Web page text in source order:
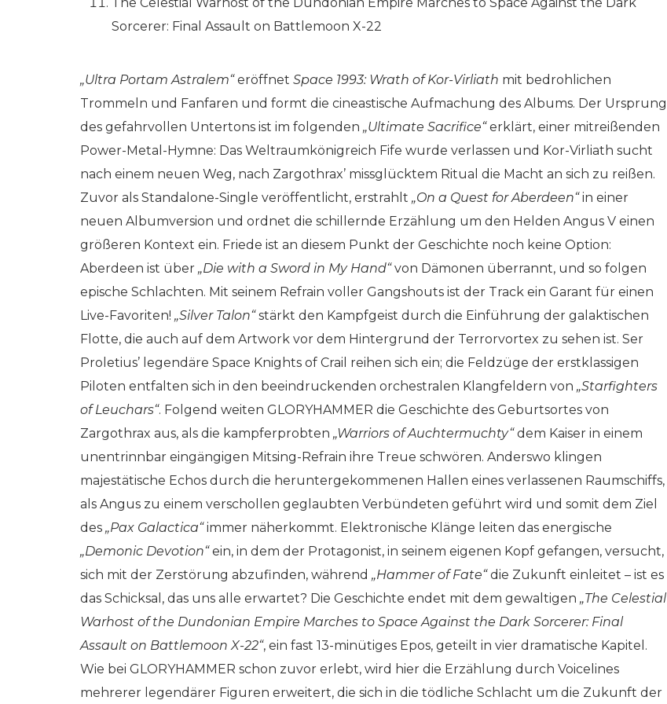
Sorcerer: Final Assault on Battlemoon X-22
„Ultra Portam Astralem“eröffnet Space 1993: Wrath of Kor-Virliath mit bedrohlichen
Trommeln und Fanfaren und formt die cineastische Aufmachung des Albums. Der Ursprung
des gefahrvollen Untertons ist im folgenden „Ultimate Sacrifice“erklärt, einer mitreißenden
Power-Metal-Hymne: Das Weltraumkönigreich Fife wurde verlassen und Kor-Virliath sucht
nach einem neuen Weg, nach Zargothrax’ missglücktem Ritual die Macht an sich zu reißen.
Zuvor als Standalone-Single veröffentlicht, erstrahlt „On a Quest for Aberdeen“in einer
neuen Albumversion und ordnet die schillernde Erzählung um den Helden Angus V einen
größeren Kontext ein. Friede ist an diesem Punkt der Geschichte noch keine Option:
Aberdeen ist über „Die with a Sword in My Hand“von Dämonen überrannt, und so folgen
epische Schlachten. Mit seinem Refrain voller Gangshouts ist der Track ein Garant für einen
Live-Favoriten! „Silver Talon“stärkt den Kampfgeist durch die Einführung der galaktischen
Flotte, die auch auf dem Artwork vor dem Hintergrund der Terrorvortex zu sehen ist. Ser
Proletius’ legendäre Space Knights of Crail reihen sich ein; die Feldzüge der erstklassigen
Piloten entfalten sich in den beeindruckenden orchestralen Klangfeldern von „Starfighters
of Leuchars“. Folgend weiten GLORYHAMMER die Geschichte des Geburtsortes von
Zargothrax aus, als die kampferprobten „Warriors of Auchtermuchty“dem Kaiser in einem
unentrinnbar eingängigen Mitsing-Refrain ihre Treue schwören. Anderswo klingen
majestätische Echos durch die heruntergekommenen Hallen eines verlassenen Raumschiffs,
als Angus zu einem verschollen geglaubten Verbündeten geführt wird und somit dem Ziel
des „Pax Galactica“immer näherkommt. Elektronische Klänge leiten das energische
„Demonic Devotion“ein, in dem der Protagonist, in seinem eigenen Kopf gefangen, versucht,
sich mit der Zerstörung abzufinden, während „Hammer of Fate“die Zukunft einleitet – ist es
das Schicksal, das uns alle erwartet? Die Geschichte endet mit dem gewaltigen „The Celestial
Warhost of the Dundonian Empire Marches to Space Against the Dark Sorcerer: Final
Assault on Battlemoon X-22“, ein fast 13-minütiges Epos, geteilt in vier dramatische Kapitel.
Wie bei GLORYHAMMER schon zuvor erlebt, wird hier die Erzählung durch Voicelines
mehrerer legendärer Figuren erweitert, die sich in die tödliche Schlacht um die Zukunft der